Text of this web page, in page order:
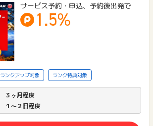
サービス予約・申込、予約後出発で
1.5%
ランクアップ対象 ランク特典対象
３ヶ月程度
１〜２日程度